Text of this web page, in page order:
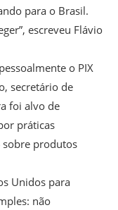
para o Brasil.
escreveu Flávio
o PIX
secretário de
foi alvo de
práticas
sobre produtos
Unidos para
não